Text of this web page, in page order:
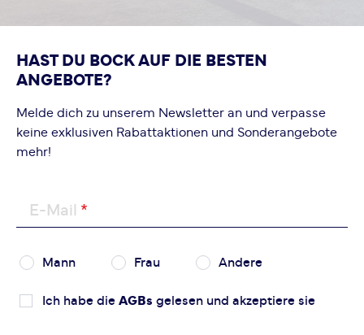
HAST DU BOCK AUF DIE BESTEN
ANGEBOTE?
Melde dich zu unserem Newsletter an und verpasse
keine exklusiven Rabattaktionen und Sonderangebote
mehr!
E-Mail
Mann Frau Andere
Ich habe die AGBs gelesen und akzeptiere sie